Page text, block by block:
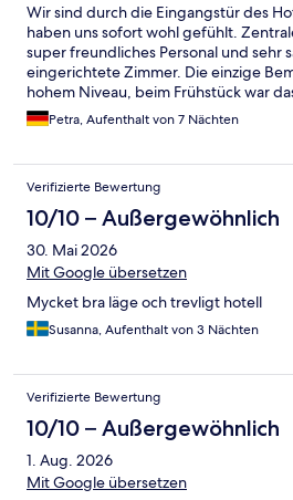
Wir sind durch die Eingangstür des
haben uns sofort wohl gefühlt.
super freundliches Personal und sehr
eingerichtete Zimmer. Die einzige
hohem Niveau, beim Frühstück war
(Bacon,Eier etc.) Jederzeit würden wir
Petra, Aufenthalt von 7 Nächten
Verifizierte Bewertung
10/10 – Außergewöhnlich
30. Mai 2026
Mit Google übersetzen
Mycket bra läge och trevligt hotell
Susanna, Aufenthalt von 3 Nächten
Verifizierte Bewertung
10/10 – Außergewöhnlich
1. Aug. 2026
Mit Google übersetzen